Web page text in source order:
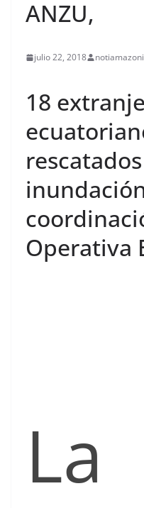
ANZU,
julio 22, 2018
18
Operativa
La